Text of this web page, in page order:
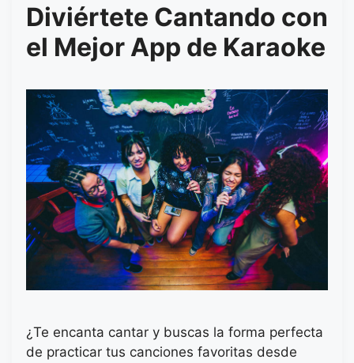
Diviértete Cantando con
el Mejor App de Karaoke
¿Te encanta cantar y buscas la forma perfecta
de practicar tus canciones favoritas desde